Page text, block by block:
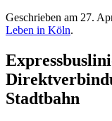
Geschrieben am 27.
Leben in Köln.
Stadtbahn